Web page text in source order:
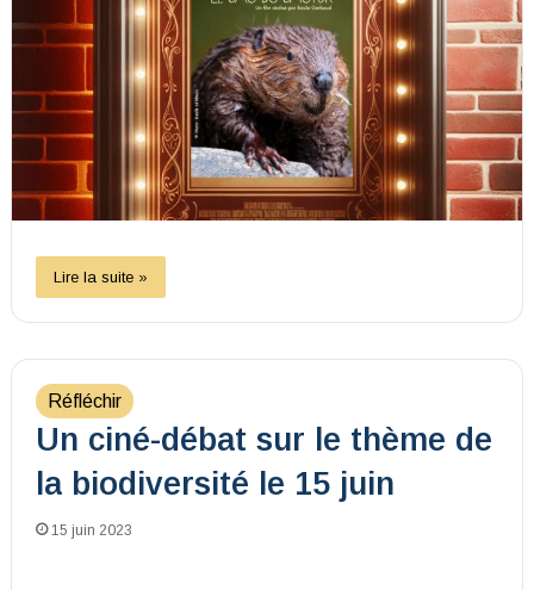
Lire la suite »
Réfléchir
Un ciné-débat sur le thème de
la biodiversité le 15 juin
15 juin 2023